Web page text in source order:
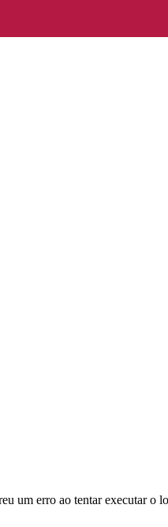
um erro ao tentar executar o